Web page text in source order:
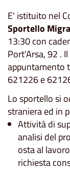
E' istituito nel
Sportello
13:30 con
Port'Arsa, 92 .
appuntamento
621226 e
Lo sportello si
straniera ed in
Attività di
analisi del
osta al
richiesta